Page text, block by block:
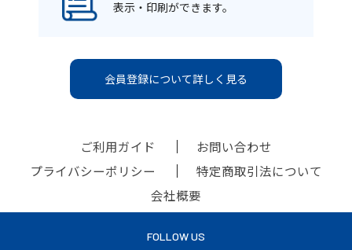
表示・印刷ができます。
会員登録について詳しく見る
ご利用ガイド
お問い合わせ
プライバシーポリシー
特定商取引法について
会社概要
FOLLOW US